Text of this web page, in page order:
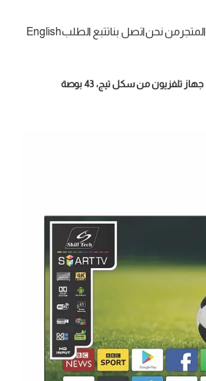
المتجر من نحناتصل بناتتبع الطلبEnglish
جهاز تلفزيون من سكل تيج، 43 بوصة